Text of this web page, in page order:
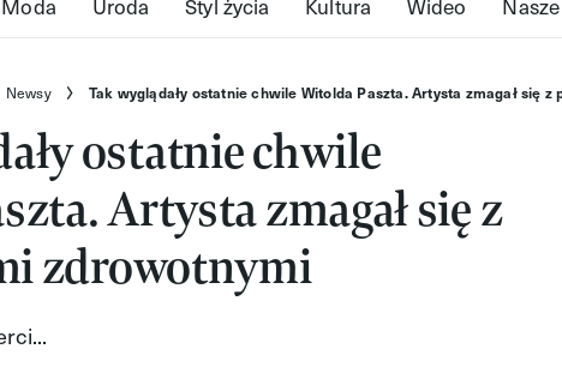
Newsy Tak wyglądały ostatnie chwile Witolda Paszta. Artysta zmagał się
ostatnie chwile
Artysta zmagał się z
zdrowotnymi